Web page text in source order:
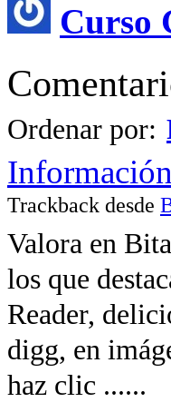
Curso
Ordenar por:
Trackback desde
Valora en
los que
Reader,
digg, en
haz clic ......